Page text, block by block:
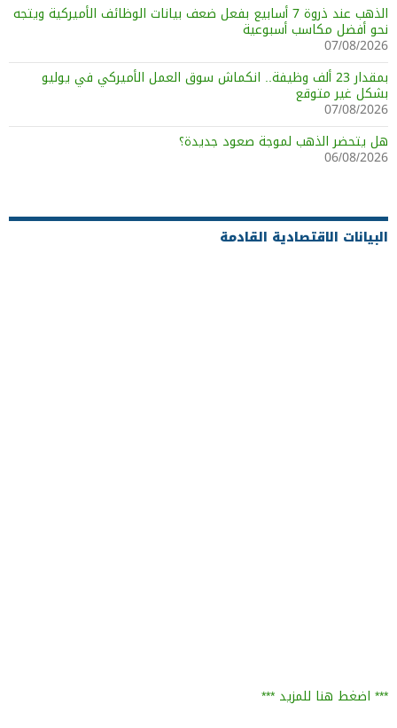
الذهب عند ذروة 7 أسابيع بفعل ضعف بيانات الوظائف الأميركية ويتجه
نحو أفضل مكاسب أسبوعية
07/08/2026
بمقدار 23 ألف وظيفة.. انكماش سوق العمل الأميركي في يوليو
بشكل غير متوقع
07/08/2026
هل يتحضر الذهب لموجة صعود جديدة؟
06/08/2026
البيانات الاقتصادية القادمة
*** اضغط هنا للمزيد ***